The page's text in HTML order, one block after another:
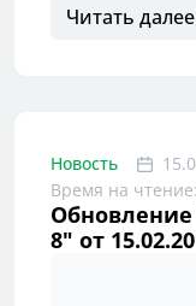
Читать далее
Новость
Время на
8" от